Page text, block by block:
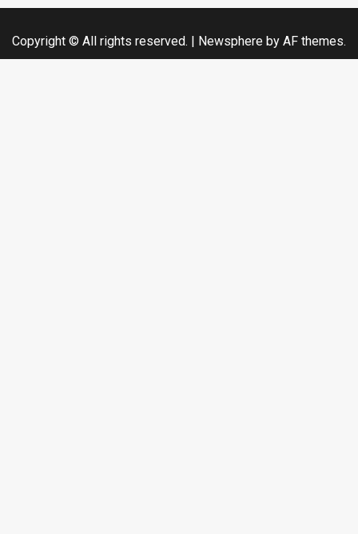
Copyright © All rights reserved. | Newsphere by AF themes.